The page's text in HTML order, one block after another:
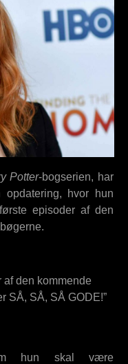
Potter-bogserien, har
opdatering, hvor hun
episoder af den
den kommende
SÅ, SÅ, SÅ GODE!”
hun skal være